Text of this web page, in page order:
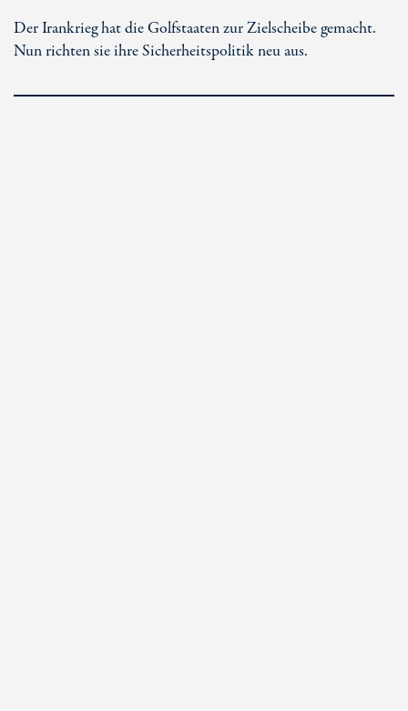
Der Irankrieg hat die Golfstaaten zur Zielscheibe gemacht.
Nun richten sie ihre Sicherheitspolitik neu aus.